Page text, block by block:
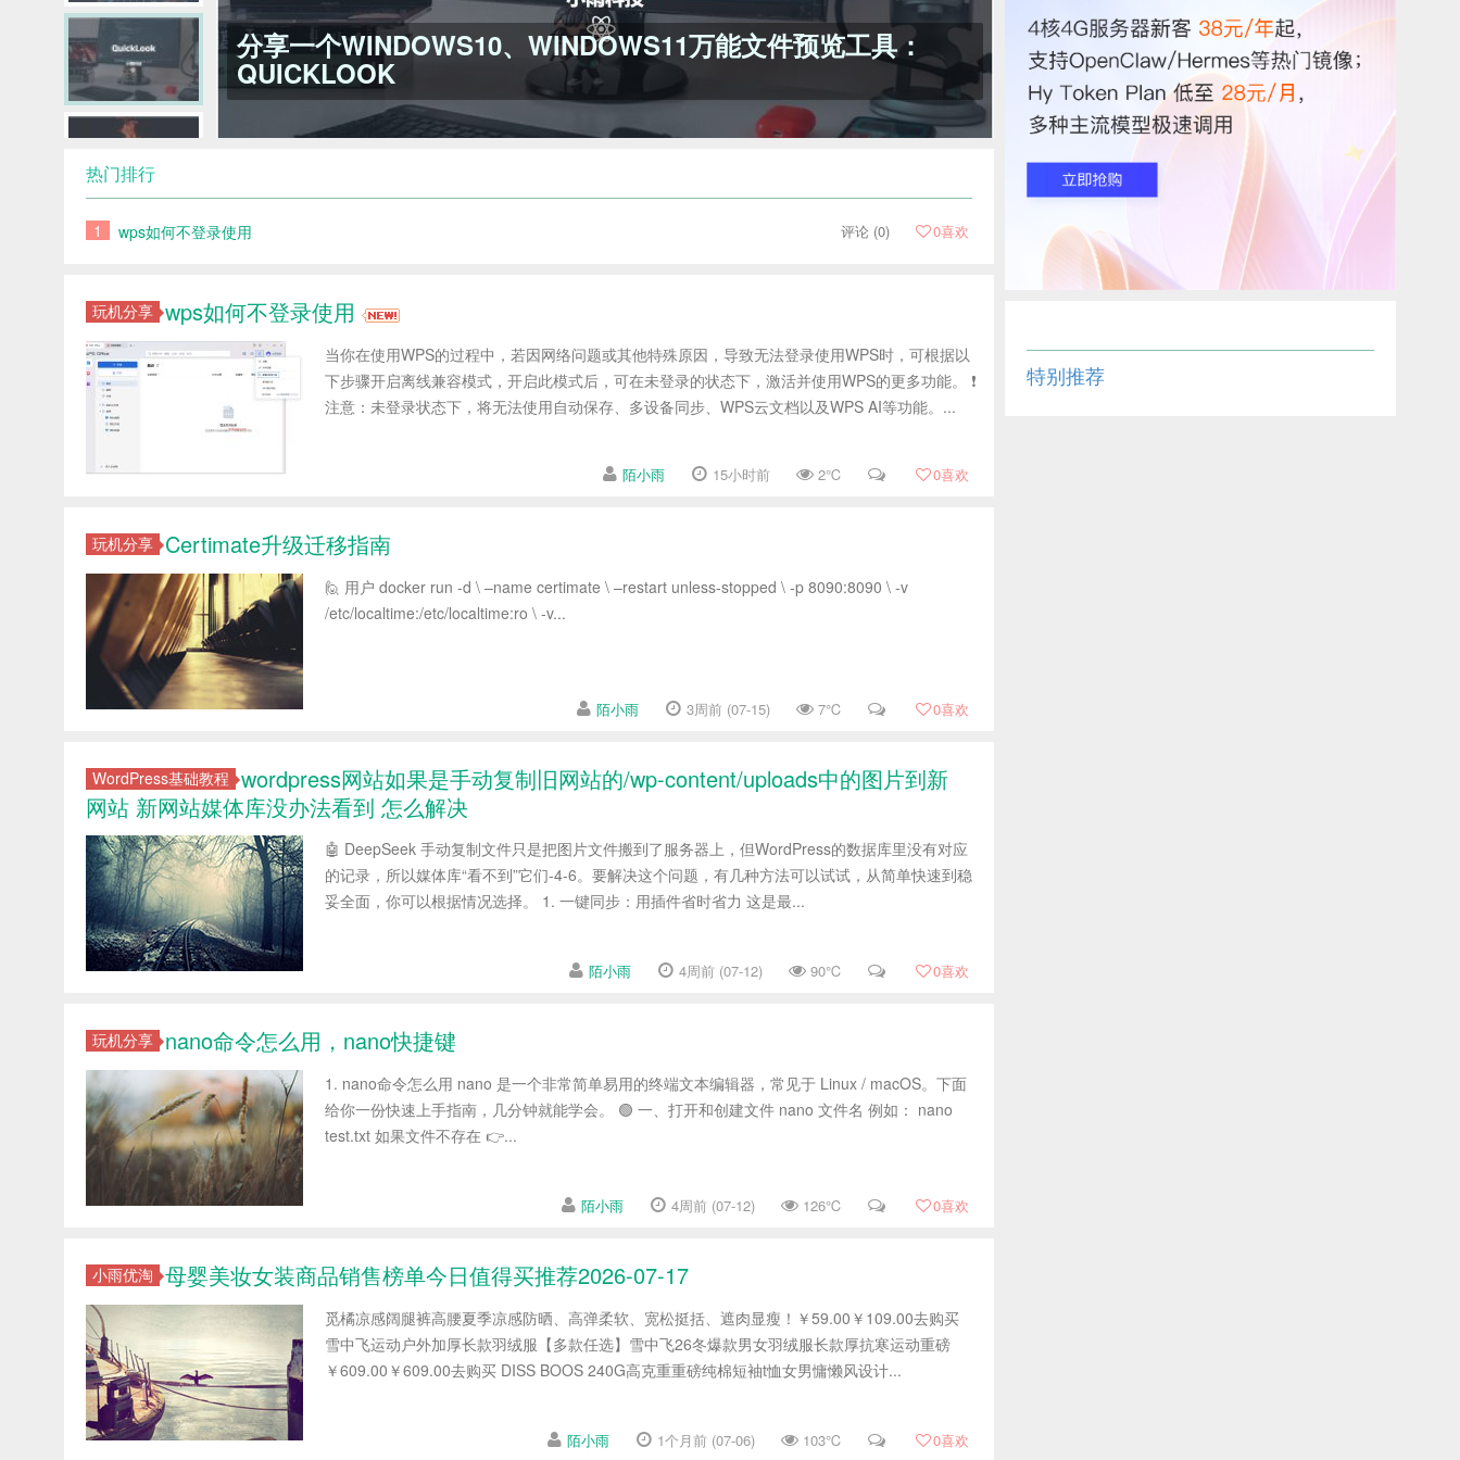
分享一个WINDOWS10、WINDOWS11万能文件预览工具：
QUICKLOOK
热门排行
评论 (0) 0喜欢
1 wps如何不登录使用
玩机分享 wps如何不登录使用
当你在使用WPS的过程中，若因网络问题或其他特殊原因，导致无法登录使用WPS时，可根据以
下步骤开启离线兼容模式，开启此模式后，可在未登录的状态下，激活并使用WPS的更多功能。 ❗
注意：未登录状态下，将无法使用自动保存、多设备同步、WPS云文档以及WPS AI等功能。...
陌小雨 15小时前 2℃ 0喜欢
玩机分享 Certimate升级迁移指南
🙋 用户 docker run -d \ –name certimate \ –restart unless-stopped \ -p 8090:8090 \ -v
/etc/localtime:/etc/localtime:ro \ -v...
陌小雨 3周前 (07-15) 7℃ 0喜欢
WordPress基础教程 wordpress网站如果是手动复制旧网站的/wp-content/uploads中的图片到新
网站 新网站媒体库没办法看到 怎么解决
🤖 DeepSeek 手动复制文件只是把图片文件搬到了服务器上，但WordPress的数据库里没有对应
的记录，所以媒体库“看不到”它们-4-6。要解决这个问题，有几种方法可以试试，从简单快速到稳
妥全面，你可以根据情况选择。 1. 一键同步：用插件省时省力 这是最...
陌小雨 4周前 (07-12) 90℃ 0喜欢
玩机分享 nano命令怎么用，nano快捷键
1. nano命令怎么用 nano 是一个非常简单易用的终端文本编辑器，常见于 Linux / macOS。下面
给你一份快速上手指南，几分钟就能学会。 🟢 一、打开和创建文件 nano 文件名 例如： nano
test.txt 如果文件不存在 👉...
陌小雨 4周前 (07-12) 126℃ 0喜欢
小雨优淘 母婴美妆女装商品销售榜单今日值得买推荐2026-07-17
觅橘凉感阔腿裤高腰夏季凉感防晒、高弹柔软、宽松挺括、遮肉显瘦！￥59.00￥109.00去购买
雪中飞运动户外加厚长款羽绒服【多款任选】雪中飞26冬爆款男女羽绒服长款厚抗寒运动重磅
￥609.00￥609.00去购买 DISS BOOS 240G高克重重磅纯棉短袖t恤女男慵懒风设计...
陌小雨 1个月前 (07-06) 103℃ 0喜欢
特别推荐